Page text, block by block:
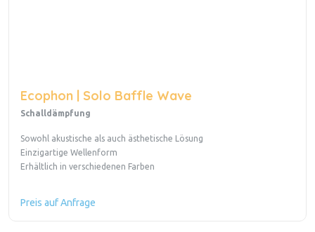
Ecophon | Solo Baffle Wave
Schalldämpfung
Sowohl akustische als auch ästhetische Lösung
Einzigartige Wellenform
Erhältlich in verschiedenen Farben
Preis auf Anfrage